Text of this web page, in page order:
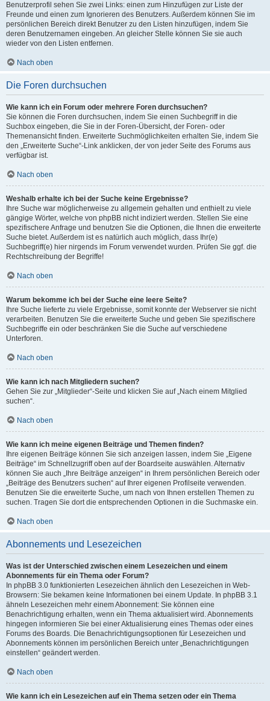
Benutzerprofil sehen Sie zwei Links: einen zum Hinzufügen zur Liste der
Freunde und einen zum Ignorieren des Benutzers. Außerdem können Sie im
persönlichen Bereich direkt Benutzer zu den Listen hinzufügen, indem Sie
deren Benutzernamen eingeben. An gleicher Stelle können Sie sie auch
wieder von den Listen entfernen.
Nach oben
Die Foren durchsuchen
Wie kann ich ein Forum oder mehrere Foren durchsuchen?
Sie können die Foren durchsuchen, indem Sie einen Suchbegriff in die
Suchbox eingeben, die Sie in der Foren-Übersicht, der Foren- oder
Themenansicht finden. Erweiterte Suchmöglichkeiten erhalten Sie, indem Sie
den „Erweiterte Suche“-Link anklicken, der von jeder Seite des Forums aus
verfügbar ist.
Nach oben
Weshalb erhalte ich bei der Suche keine Ergebnisse?
Ihre Suche war möglicherweise zu allgemein gehalten und enthielt zu viele
gängige Wörter, welche von phpBB nicht indiziert werden. Stellen Sie eine
spezifischere Anfrage und benutzen Sie die Optionen, die Ihnen die erweiterte
Suche bietet. Außerdem ist es natürlich auch möglich, dass Ihr(e)
Suchbegriff(e) hier nirgends im Forum verwendet wurden. Prüfen Sie ggf. die
Rechtschreibung der Begriffe!
Nach oben
Warum bekomme ich bei der Suche eine leere Seite?
Ihre Suche lieferte zu viele Ergebnisse, somit konnte der Webserver sie nicht
verarbeiten. Benutzen Sie die erweiterte Suche und geben Sie spezifischere
Suchbegriffe ein oder beschränken Sie die Suche auf verschiedene
Unterforen.
Nach oben
Wie kann ich nach Mitgliedern suchen?
Gehen Sie zur „Mitglieder“-Seite und klicken Sie auf „Nach einem Mitglied
suchen“.
Nach oben
Wie kann ich meine eigenen Beiträge und Themen finden?
Ihre eigenen Beiträge können Sie sich anzeigen lassen, indem Sie „Eigene
Beiträge“ im Schnellzugriff oben auf der Boardseite auswählen. Alternativ
können Sie auch „Ihre Beiträge anzeigen“ in Ihrem persönlichen Bereich oder
„Beiträge des Benutzers suchen“ auf Ihrer eigenen Profilseite verwenden.
Benutzen Sie die erweiterte Suche, um nach von Ihnen erstellen Themen zu
suchen. Tragen Sie dort die entsprechenden Optionen in die Suchmaske ein.
Nach oben
Abonnements und Lesezeichen
Was ist der Unterschied zwischen einem Lesezeichen und einem
Abonnements für ein Thema oder Forum?
In phpBB 3.0 funktionierten Lesezeichen ähnlich den Lesezeichen in Web-
Browsern: Sie bekamen keine Informationen bei einem Update. In phpBB 3.1
ähneln Lesezeichen mehr einem Abonnement: Sie können eine
Benachrichtigung erhalten, wenn ein Thema aktualisiert wird. Abonnements
hingegen informieren Sie bei einer Aktualisierung eines Themas oder eines
Forums des Boards. Die Benachrichtigungsoptionen für Lesezeichen und
Abonnements können im persönlichen Bereich unter „Benachrichtigungen
einstellen“ geändert werden.
Nach oben
Wie kann ich ein Lesezeichen auf ein Thema setzen oder ein Thema